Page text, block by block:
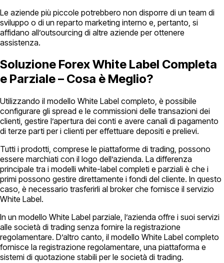
Le aziende più piccole potrebbero non disporre di un team di
sviluppo o di un reparto marketing interno e, pertanto, si
affidano all’outsourcing di altre aziende per ottenere
assistenza.
Soluzione Forex White Label Completa
e Parziale – Cosa è Meglio?
Utilizzando il modello White Label completo, è possibile
configurare gli spread e le commissioni delle transazioni dei
clienti, gestire l’apertura dei conti e avere canali di pagamento
di terze parti per i clienti per effettuare depositi e prelievi.
Tutti i prodotti, comprese le piattaforme di trading, possono
essere marchiati con il logo dell’azienda. La differenza
principale tra i modelli white-label completi e parziali è che i
primi possono gestire direttamente i fondi del cliente. In questo
caso, è necessario trasferirli al broker che fornisce il servizio
White Label.
In un modello White Label parziale, l’azienda offre i suoi servizi
alle società di trading senza fornire la registrazione
regolamentare. D’altro canto, il modello White Label completo
fornisce la registrazione regolamentare, una piattaforma e
sistemi di quotazione stabili per le società di trading.